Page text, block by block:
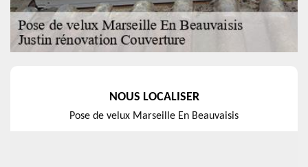
NOUS LOCALISER
Pose de velux Marseille En Beauvaisis